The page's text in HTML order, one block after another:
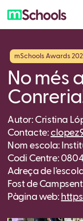
mSchools Awards
No més
Autor: Cristina
Contacte:
Nom escola:
Codi Centre:
Adreça de
Fost de
Pàgina web: